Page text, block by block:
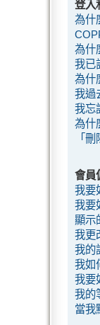
登入
為什
為什
我已
為什
我過
我忘
為什
「
會員
我要
我要
顯示
我更
我的
我如
我要
我的
當我